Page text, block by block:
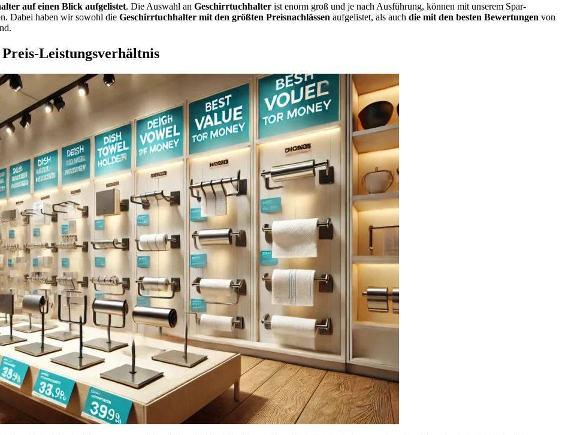
auf einen Blick aufgelistet. Die Auswahl an Geschirrtuchhalter ist enorm groß und je nach Ausführung, können mit unserem Spar-
Dabei haben wir sowohl die Geschirrtuchhalter mit den größten Preisnachlässen aufgelistet, als auch die mit den besten Bewertungen von
Leistungsverhältnis